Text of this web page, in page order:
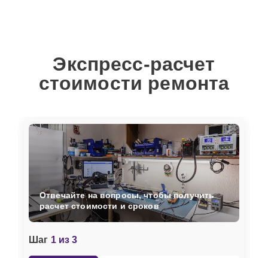
Экспресс-расчет
стоимости ремонта
Шаг 1 из 3
Отвечайте на вопросы, чтобы получить
расчет стоимости и сроков